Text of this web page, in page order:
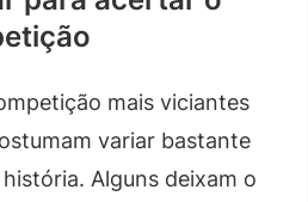
mais viciantes
variar bastante
Alguns deixam o